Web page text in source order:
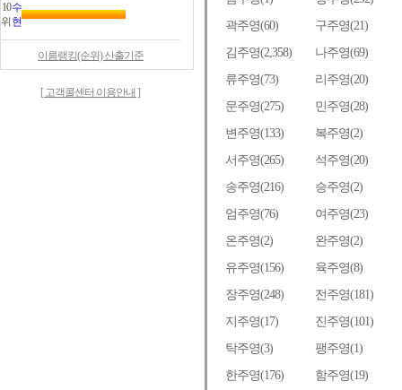
10
위
수
현
이름랭킹(순위) 산출기준
[ 고객콜센터 이용안내 ]